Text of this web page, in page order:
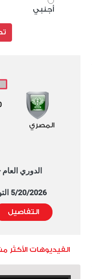
أجنبي
المصري
الدوري العام - 2025/
5/20/2026 التوقيت 8:00 PM
التفاصيل
الفيديوهات